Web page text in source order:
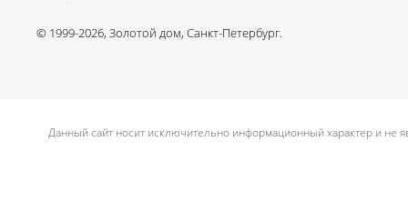
© 1999-2026, Золотой дом, Санкт-Петербург.
Данный сайт носит исключительно информационный характер и не